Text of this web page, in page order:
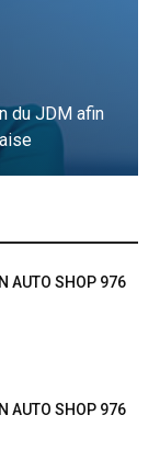
du JDM afin
AUTO SHOP 976
AUTO SHOP 976